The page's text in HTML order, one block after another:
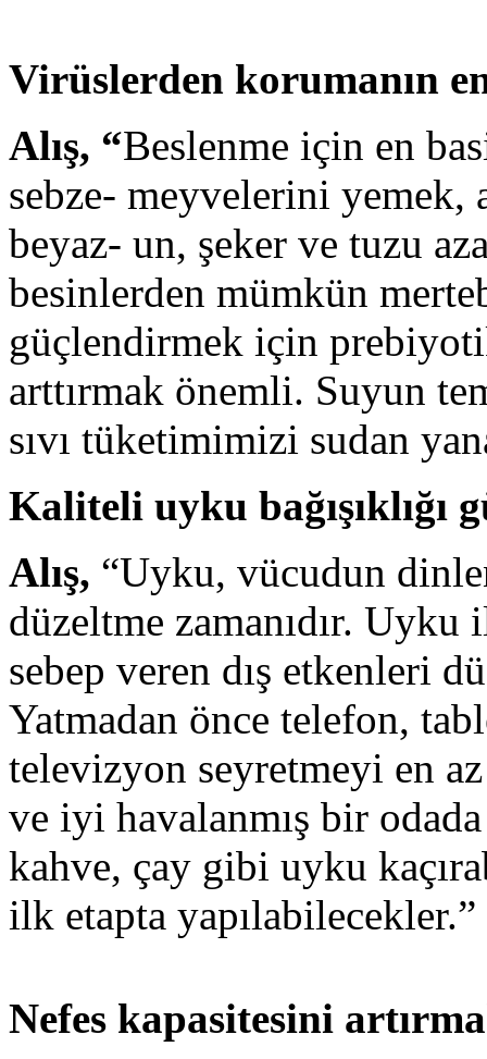
Virüslerden korumanın
Alış, “Beslenme için en
sebze- meyvelerini yemek,
beyaz- un, şeker ve tuzu
besinlerden mümkün
güçlendirmek için
arttırmak önemli. Suyun
sıvı tüketimimizi sudan
Kaliteli uyku bağışıklığı
Alış, “Uyku, vücudun
düzeltme zamanıdır. Uyku
sebep veren dış etkenleri
Yatmadan önce telefon,
televizyon seyretmeyi en
ve iyi havalanmış bir
kahve, çay gibi uyku
ilk etapta yapılabilecekler.”
Nefes kapasitesini